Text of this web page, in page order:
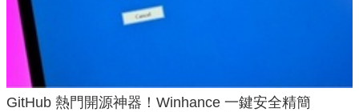
GitHub 熱門開源神器！Winhance 一鍵安全精簡